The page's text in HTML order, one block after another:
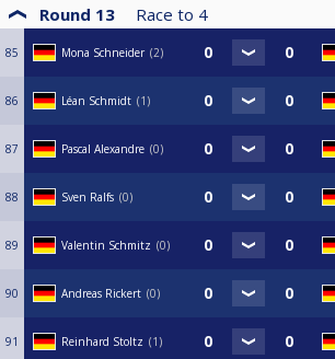
Round 13 Race to 4
85 Mona Schneider 2
86 Léan Schmidt 1
87 Pascal Alexandre 0
88 Sven Ralfs 0
89 Valentin Schmitz 0
90 Andreas Rickert 0
91 Reinhard Stoltz 1